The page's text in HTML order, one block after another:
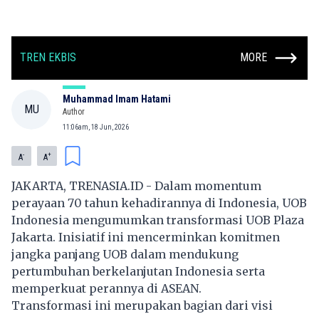
TREN EKBIS MORE
MU
Muhammad Imam Hatami
Author
11:06am, 18 Jun, 2026
A- A+
JAKARTA, TRENASIA.ID - Dalam momentum
perayaan 70 tahun kehadirannya di Indonesia, UOB
Indonesia mengumumkan transformasi UOB Plaza
Jakarta. Inisiatif ini mencerminkan komitmen
jangka panjang UOB dalam mendukung
pertumbuhan berkelanjutan Indonesia serta
memperkuat perannya di ASEAN.
Transformasi ini merupakan bagian dari visi